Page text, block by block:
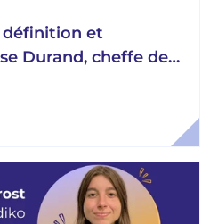
définition et
Durand, cheffe de